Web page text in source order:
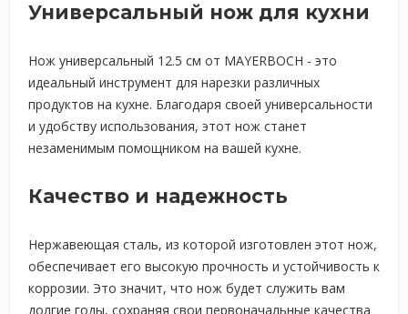
Универсальный нож для кухни
Нож универсальный 12.5 см от MAYERBOCH - это
идеальный инструмент для нарезки различных
продуктов на кухне. Благодаря своей универсальности
и удобству использования, этот нож станет
незаменимым помощником на вашей кухне.
Качество и надежность
Нержавеющая сталь, из которой изготовлен этот нож,
обеспечивает его высокую прочность и устойчивость к
коррозии. Это значит, что нож будет служить вам
долгие годы, сохраняя свои первоначальные качества